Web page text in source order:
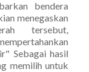
bendera
menegaskan
tersebut,
Sebagai hasil
memilih untuk